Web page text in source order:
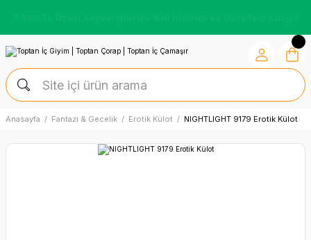
Anasayfa Fantazi & Gecelik Erotik Külot NIGHTLIGHT 9179 Erotik Külot